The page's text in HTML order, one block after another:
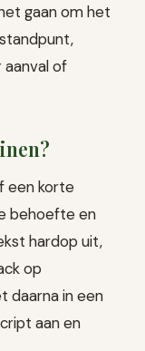
gaan om het
of
een korte
behoefte en
hardop uit,
op
daarna in een
aan en